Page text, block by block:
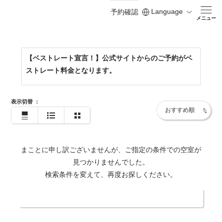
予約確認 Language
メニュー
https://www.shodoshima-kh.jp/
【ベストレート宣言！】公式サイトからのご予約がベ
ストレート料金となります。
表示切替 ：
まことに申し訳ございませんが、ご指定の条件での空室が
見つかりませんでした。
検索条件を変えて、再度お探しください。